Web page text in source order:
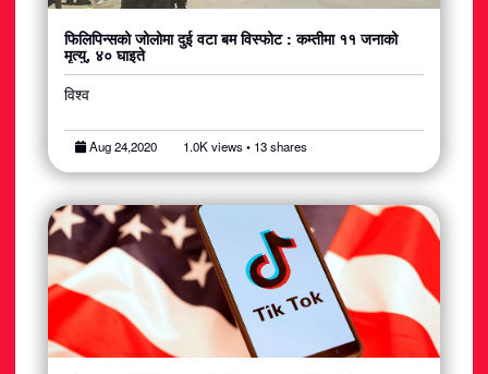
फिलिपिन्सको जोलोमा दुई वटा बम विस्फोट : कम्तीमा ११ जनाको
मृत्यु, ४० घाइते
विश्व
Aug 24,2020 1.0K views • 13 shares